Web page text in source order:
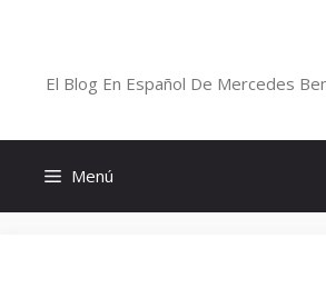
El Blog En Español De Mercedes
Menú